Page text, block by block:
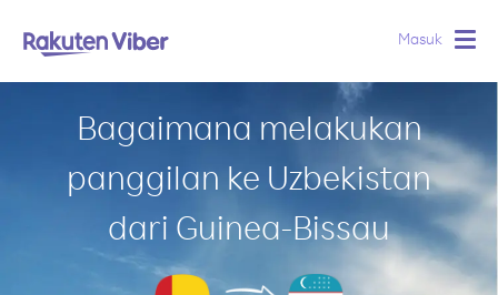
Masuk
Bagaimana melakukan
panggilan ke Uzbekistan
dari Guinea-Bissau